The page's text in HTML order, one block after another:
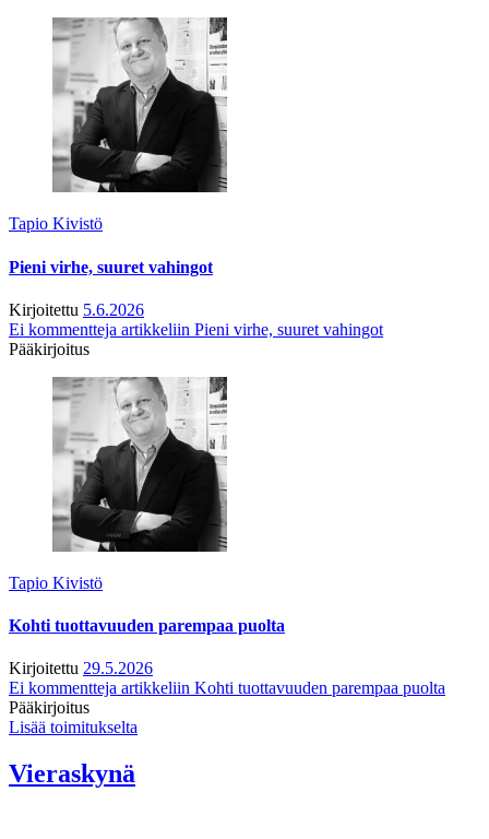
Tapio Kivistö
Pieni virhe, suuret vahingot
Kirjoitettu 5.6.2026
Ei kommentteja artikkeliin Pieni virhe, suuret vahingot
Pääkirjoitus
Tapio Kivistö
Kohti tuottavuuden parempaa puolta
Kirjoitettu 29.5.2026
Ei kommentteja artikkeliin Kohti tuottavuuden parempaa puolta
Pääkirjoitus
Lisää toimitukselta
Vieraskynä